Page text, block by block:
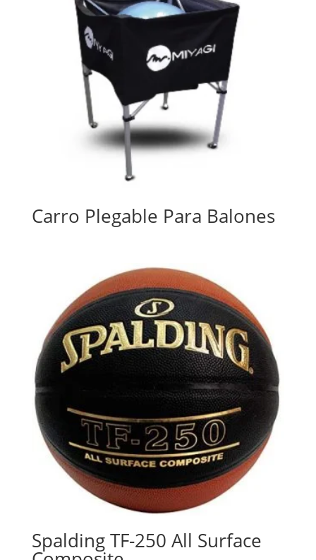
Carro Plegable Para Balones
Spalding TF-250 All Surface